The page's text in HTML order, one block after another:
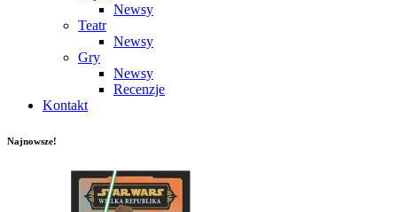
Newsy
Teatr
Newsy
Gry
Newsy
Recenzje
Kontakt
Najnowsze!